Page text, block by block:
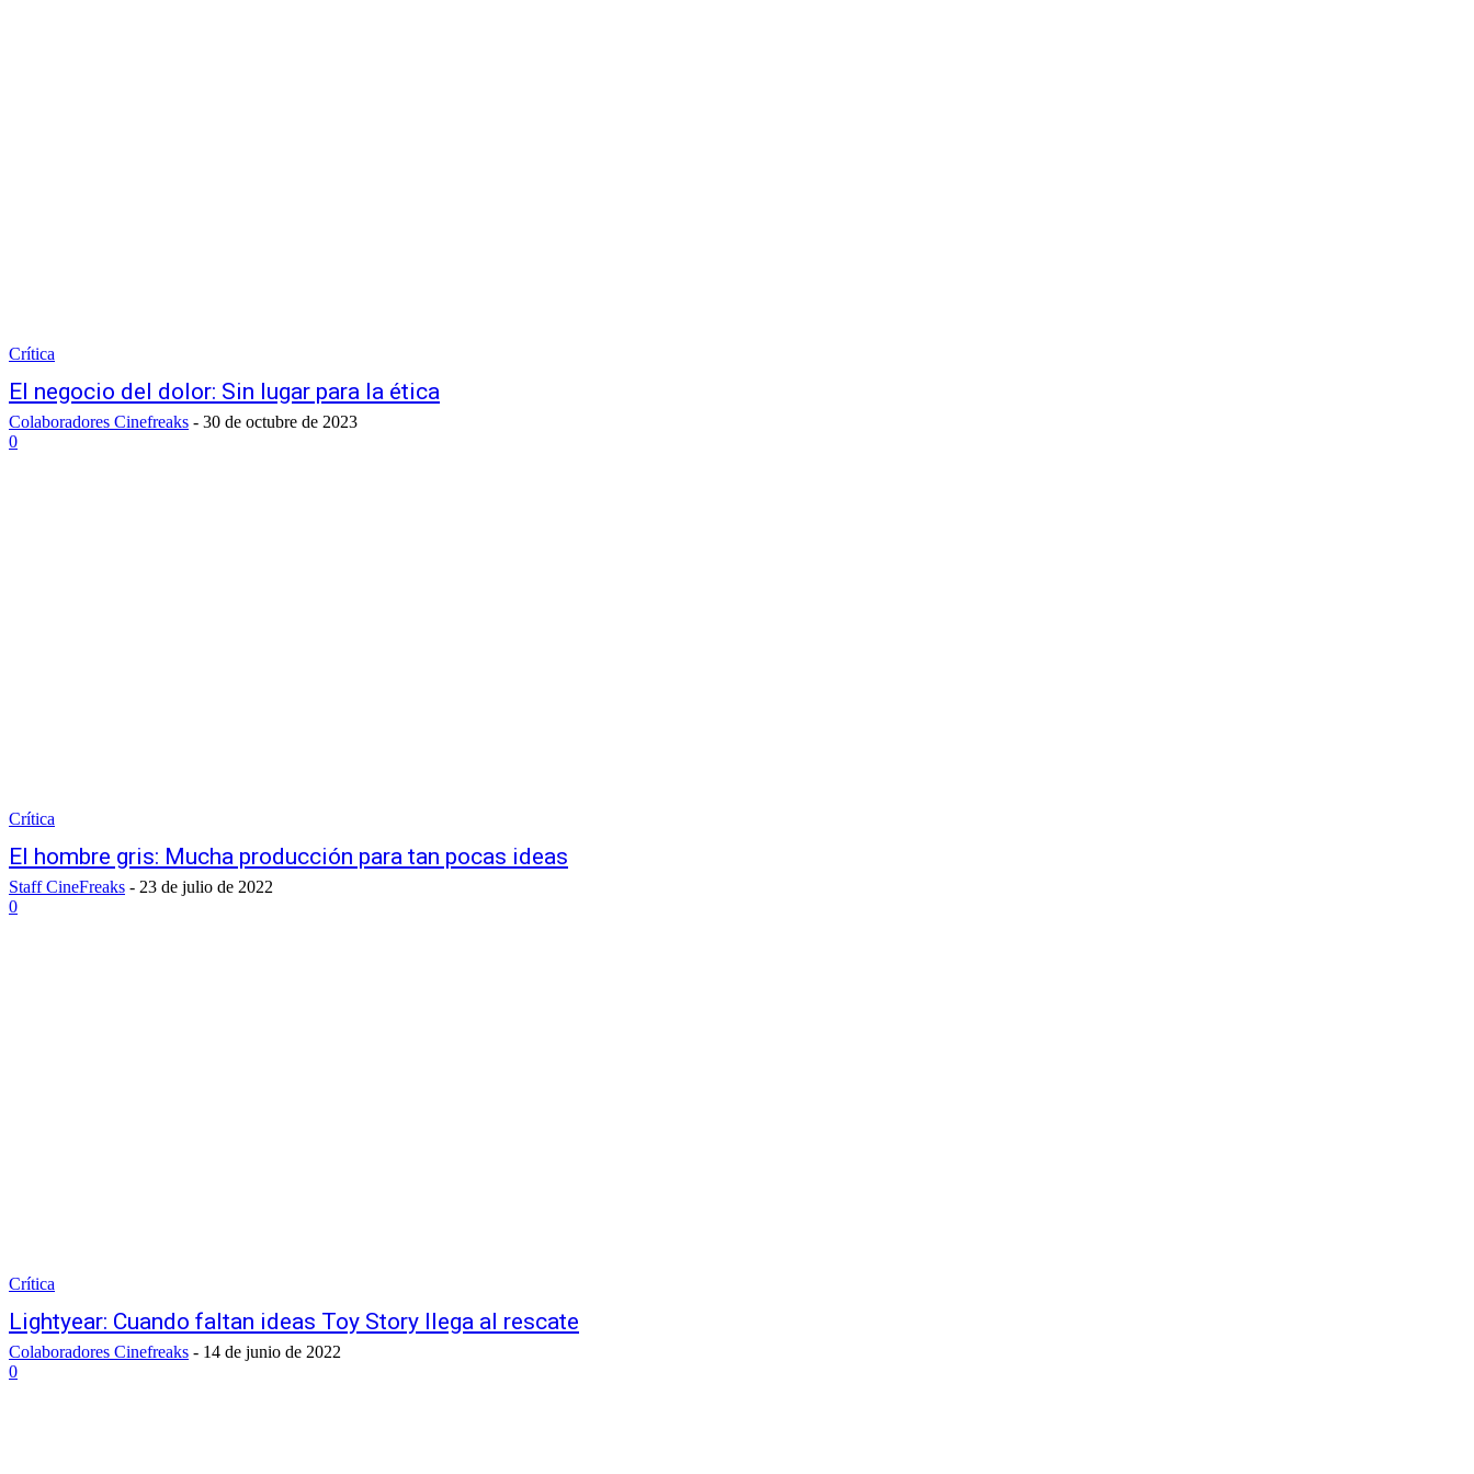
Crítica
El negocio del dolor: Sin lugar para la ética
Colaboradores Cinefreaks - 30 de octubre de 2023
0
Crítica
El hombre gris: Mucha producción para tan pocas ideas
Staff CineFreaks - 23 de julio de 2022
0
Crítica
Lightyear: Cuando faltan ideas Toy Story llega al rescate
Colaboradores Cinefreaks - 14 de junio de 2022
0